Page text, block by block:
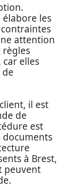
élabore les
attention
car elles
il est
de
est
documents
à Brest,
peuvent